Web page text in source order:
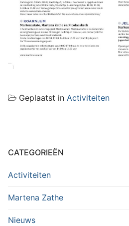
Geplaatst in Activiteiten
CATEGORIEËN
Activiteiten
Martena Zathe
Nieuws